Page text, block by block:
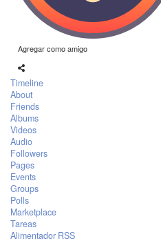
Agregar como amigo
Timeline
About
Friends
Albums
Videos
Audio
Followers
Pages
Events
Groups
Polls
Marketplace
Tareas
Alimentador RSS